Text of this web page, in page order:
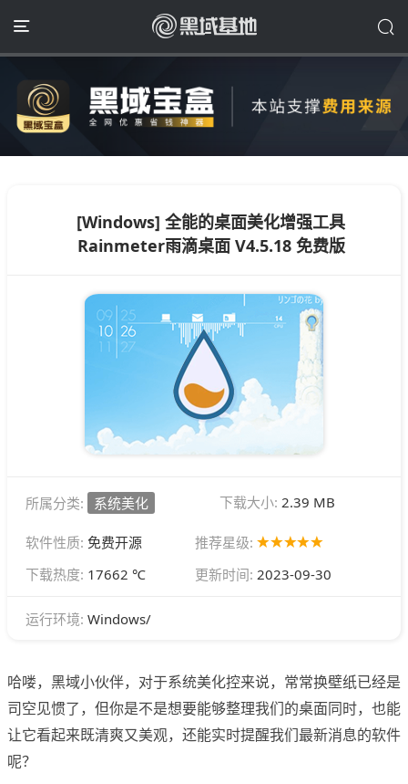
[Windows] 全能的桌面美化增强工具
Rainmeter雨滴桌面 V4.5.18 免费版
所属分类: 系统美化 下载大小: 2.39 MB
软件性质: 免费开源
推荐星级:
下载热度: 17662 ℃ 更新时间: 2023-09-30
运行环境: Windows/
哈喽，黑域小伙伴，对于系统美化控来说，常常换壁纸已经是
司空见惯了，但你是不是想要能够整理我们的桌面同时，也能
让它看起来既清爽又美观，还能实时提醒我们最新消息的软件
呢？